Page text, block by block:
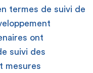
termes de suivi de
ont
suivi des
mesures